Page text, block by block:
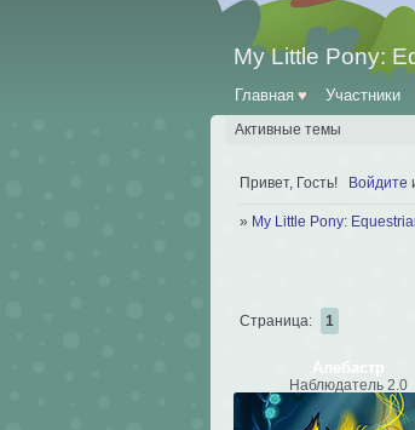
My Little Pony:
Главная ♥ Участники
Активные темы
Привет, Гость! Войдите
» My Little Pony:
Страница: 1
Алебастр
Наблюдатель 2.0